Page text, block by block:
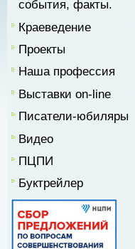
события, факты.
Краеведение
Проекты
Наша профессия
Выставки on-line
Писатели-юбиляры
Видео
ПЦПИ
Буктрейлер